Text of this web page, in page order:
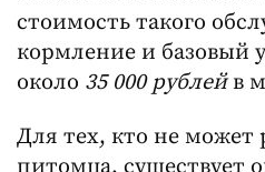
стоимость такого
кормление и базовый
около 35 000 рублейв
Для тех, кто не может